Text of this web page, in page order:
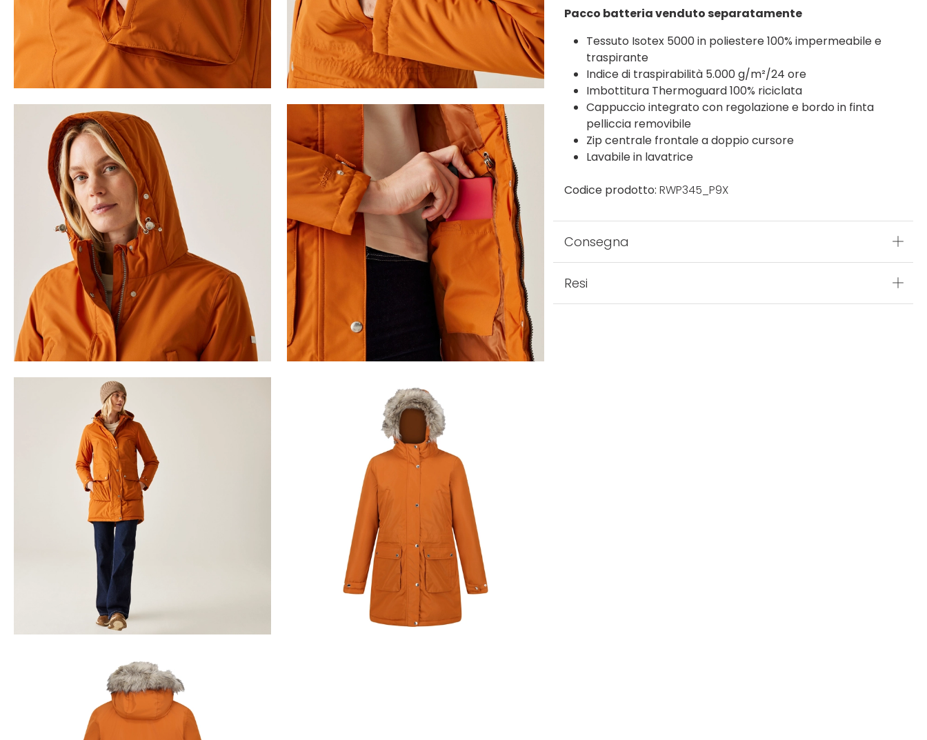
Pacco batteria venduto separatamente
Tessuto Isotex 5000 in poliestere 100% impermeabile e
traspirante
Indice di traspirabilità 5.000 g/m²/24 ore
Imbottitura Thermoguard 100% riciclata
Cappuccio integrato con regolazione e bordo in finta
pelliccia removibile
Zip centrale frontale a doppio cursore
Lavabile in lavatrice
Codice prodotto: RWP345_P9X
Consegna
Resi